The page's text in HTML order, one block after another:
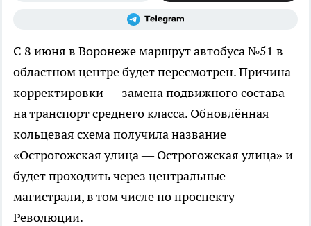
С 8 июня в Воронеже маршрут автобуса №51 в
областном центре будет пересмотрен. Причина
корректировки — замена подвижного состава
на транспорт среднего класса. Обновлённая
кольцевая схема получила название
«Острогожская улица — Острогожская улица» и
будет проходить через центральные
магистрали, в том числе по проспекту
Революции.